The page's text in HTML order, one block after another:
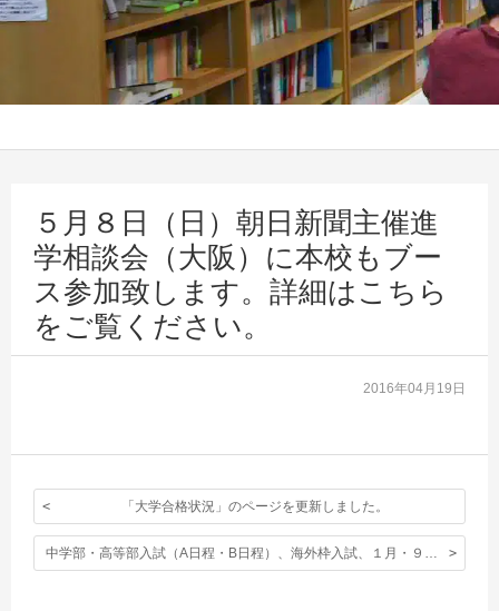
５月８日（日）朝日新聞主催進
学相談会（大阪）に本校もブー
ス参加致します。詳細はこちら
をご覧ください。
2016年04月19日
「大学合格状況」のページを更新しました。